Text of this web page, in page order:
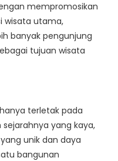
mempromosikan
wisata utama,
banyak pengunjung
tujuan wisata
terletak pada
yang kaya,
unik dan daya
bangunan